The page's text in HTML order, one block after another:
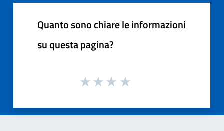
Quanto sono chiare le informazioni
su questa pagina?